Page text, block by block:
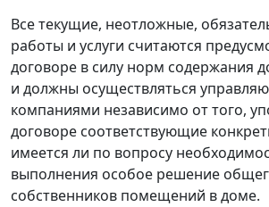
Все текущие, неотложные,
работы и услуги считаются
договоре в силу норм содержания
и должны осуществляться
компаниями независимо от того,
договоре соответствующие
имеется ли по вопросу
выполнения особое решение
собственников помещений в доме.